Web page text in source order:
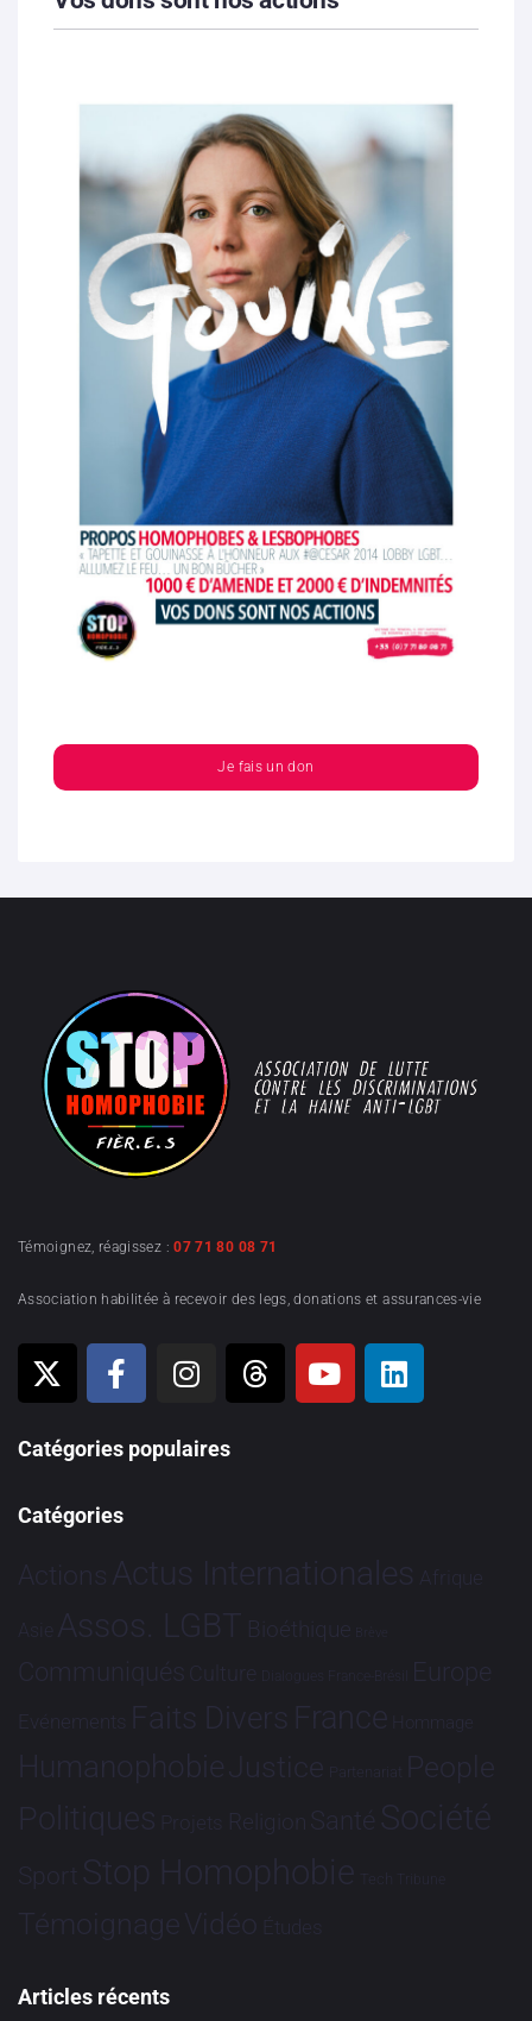
Je fais un don
Témoignez, réagissez :07 71 80 08 71
Association habilitée à recevoir des legs, donations et assurances-vie
Catégories populaires
Catégories
Actions Actus Internationales Afrique
Asie Assos. LGBT Bioéthique Brève
Communiqués Culture Dialogues France-Brésil Europe
Evénements Faits Divers France Hommage
HumanophobieJustice Partenariat People
Politiques Projets Religion Santé Société
Sport Stop Homophobie Tech Tribune
TémoignageVidéo Études
Articles récents